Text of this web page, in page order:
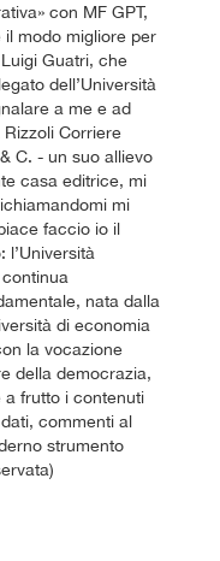
con MF GPT,
modo migliore per
Guatri, che
dell’Università
a me e ad
Corriere
C. - un suo allievo
casa editrice, mi
mi
faccio io il
l’Università
nata dalla
di economia
la vocazione
della democrazia,
a frutto i contenuti
commenti al
strumento